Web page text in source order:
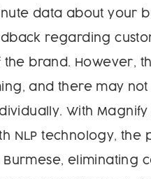
data about your
regarding
the brand. However,
and there may
With Magnify
NLP technology, the
Burmese, eliminating